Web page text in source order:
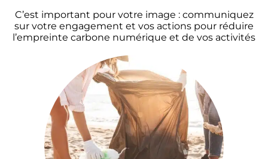
C’est important pour votre image : communiquez
sur votre engagement et vos actions pour réduire
l’empreinte carbone numérique et de vos activités